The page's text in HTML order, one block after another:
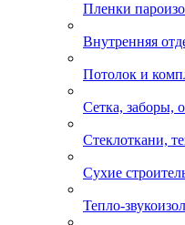
Пленки
Внутренняя
Потолок и
Сетка, заборы,
Стеклоткани,
Сухие
Тепло-